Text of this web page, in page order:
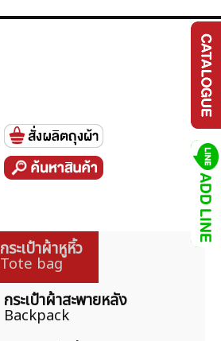
กระเป๋าผ้าหูหิ้ว
Tote bag
กระเป๋าผ้าสะพายหลัง
Backpack